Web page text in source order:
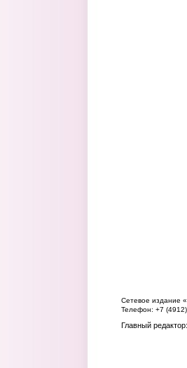
Сетевое издание
Телефон: +7
Главный